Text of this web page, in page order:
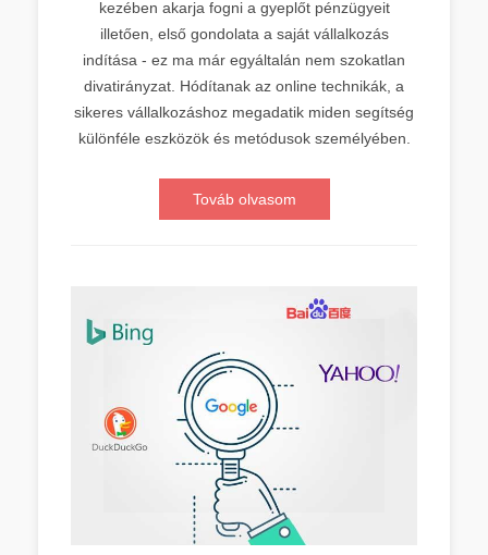
kezében akarja fogni a gyeplőt pénzügyeit
illetően, első gondolata a saját vállalkozás
indítása - ez ma már egyáltalán nem szokatlan
divatirányzat. Hódítanak az online technikák, a
sikeres vállalkozáshoz megadatik miden segítség
különféle eszközök és metódusok személyében.
Továb olvasom